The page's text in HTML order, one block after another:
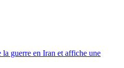
la guerre en Iran et affiche une